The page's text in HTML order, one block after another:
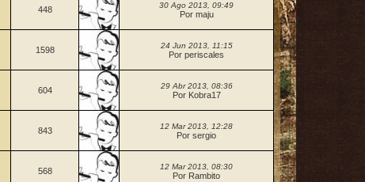
448 30 Ago 2013, 09:49
Por maju
1598 24 Jun 2013, 11:15
Por periscales
604 29 Abr 2013, 08:36
Por Kobra17
843 12 Mar 2013, 12:28
Por sergio
568 12 Mar 2013, 08:30
Por Rambito